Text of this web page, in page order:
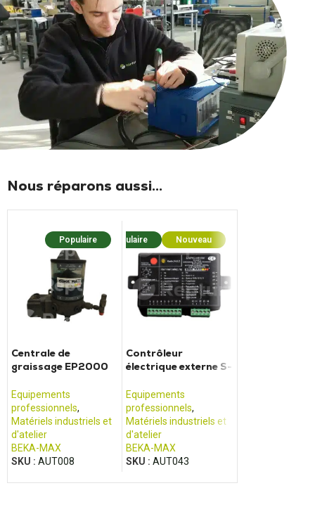
Nous réparons aussi...
Populaire
Centrale de
graissage EP2000
Equipements
professionnels,
Matériels industriels et
d'atelier
BEKA-MAX
SKU : AUT008
Populaire Nouveau
Contrôleur
électrique externe S-
de graissage
Equipements
professionnels,
Matériels industriels et
d'atelier
BEKA-MAX
SKU : AUT043